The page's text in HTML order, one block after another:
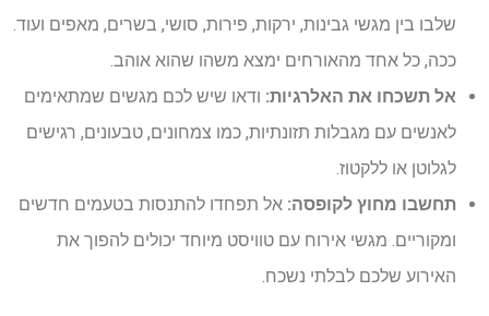
שלבו בין מגשי גבינות, ירקות, פירות, סושי, בשרים, מאפים ועוד.
ככה, כל אחד מהאורחים ימצא משהו שהוא אוהב.
אל תשכחו את האלרגיות: ודאו שיש לכם מגשים שמתאימים
לאנשים עם מגבלות תזונתיות, כמו צמחונים, טבעונים, רגישים
לגלוטן או ללקטוז.
תחשבו מחוץ לקופסה: אל תפחדו להתנסות בטעמים חדשים
ומקוריים. מגשי אירוח עם טוויסט מיוחד יכולים להפוך את
האירוע שלכם לבלתי נשכח.